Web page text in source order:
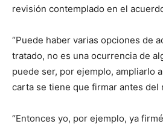
revisión contemplado en el
“Puede haber varias opciones de
tratado, no es una ocurrencia de
puede ser, por ejemplo, ampliarlo
carta se tiene que firmar antes del
“Entonces yo, por ejemplo, ya